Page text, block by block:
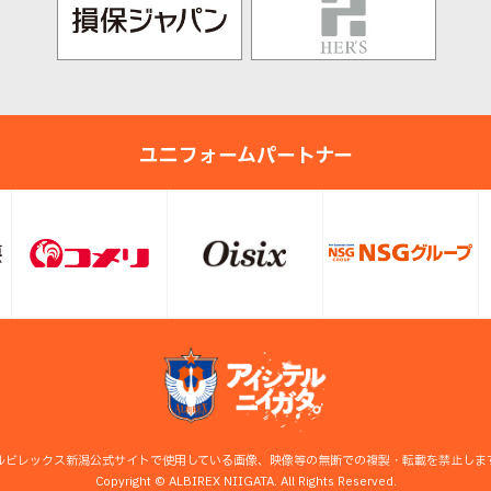
ユニフォームパートナー
ビレックス新潟公式サイトで使用している画像、映像等の無断での複製・転載を禁止しま
Copyright © ALBIREX NIIGATA. All Rights Reserved.